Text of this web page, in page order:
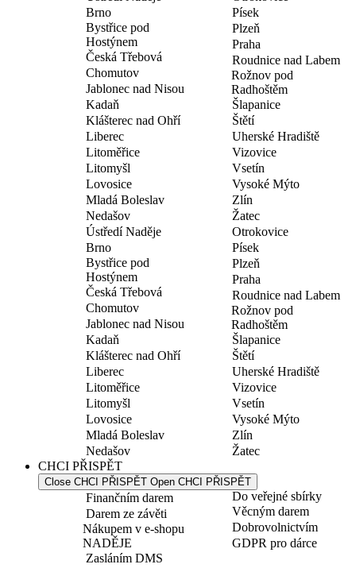
Brno
Bystřice pod
Hostýnem
Česká Třebová
Chomutov
Jablonec nad Nisou
Kadaň
Klášterec nad Ohří
Liberec
Litoměřice
Litomyšl
Lovosice
Mladá Boleslav
Nedašov
Písek
Plzeň
Praha
Roudnice nad Labem
Rožnov pod
Radhoštěm
Šlapanice
Štětí
Uherské Hradiště
Vizovice
Vsetín
Vysoké Mýto
Zlín
Žatec
Ústředí Naděje
Brno
Bystřice pod
Hostýnem
Česká Třebová
Chomutov
Jablonec nad Nisou
Kadaň
Klášterec nad Ohří
Liberec
Litoměřice
Litomyšl
Lovosice
Mladá Boleslav
Nedašov
Otrokovice
Písek
Plzeň
Praha
Roudnice nad Labem
Rožnov pod
Radhoštěm
Šlapanice
Štětí
Uherské Hradiště
Vizovice
Vsetín
Vysoké Mýto
Zlín
Žatec
CHCI PŘISPĚT
Close CHCI PŘISPĚT Open CHCI PŘISPĚT
Finančním darem
Darem ze závěti
Nákupem v e-shopu
NADĚJE
Zasláním DMS
Do veřejné sbírky
Věcným darem
Dobrovolnictvím
GDPR pro dárce